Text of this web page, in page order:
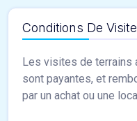
Conditions De Visite
Les visites de terrains
sont payantes, et
par un achat ou une